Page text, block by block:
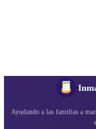
Ayudando a las familias a